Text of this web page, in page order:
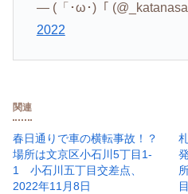
— (「･ω･)「
2022
関連
春日通りで車の横転事故！？
場所は文京区小石川5丁目1-
1 小石川五丁目交差点、
2022年11月8日